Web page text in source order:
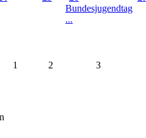
Bundesjugendtag
...
1
2 3